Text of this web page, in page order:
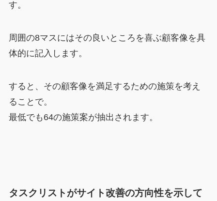
す。
周囲の8マスにはその良いところを喜ぶ顧客像を具
体的に記入します。
すると、その顧客像を満足するための施策を考え
ることで。
最低でも64の施策案が抽出されます。
タスクリストがサイト改善の方向性を示して